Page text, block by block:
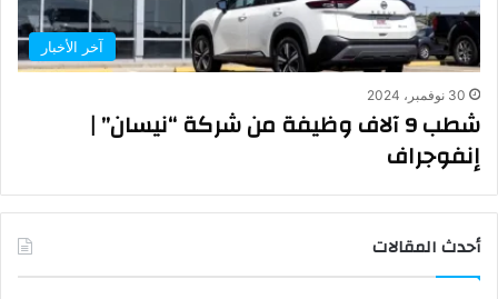
آخر الأخبار
30 نوفمبر، 2024
شطب 9 آلاف وظيفة من شركة “نيسان” |
إنفوجراف
أحدث المقالات